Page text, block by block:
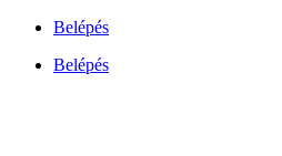
Ugrás
tartalomhoz
Belépés
Belépés